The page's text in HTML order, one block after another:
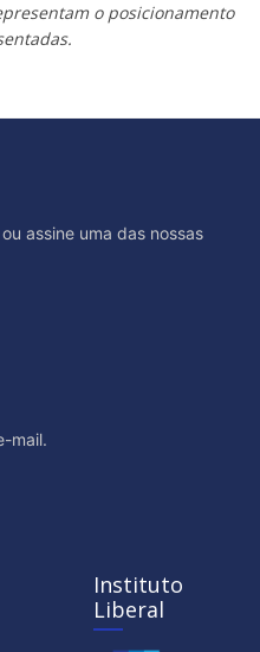
o posicionamento
assine uma das nossas
mail.
Instituto
Liberal